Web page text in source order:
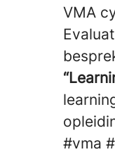
VMA
#vma